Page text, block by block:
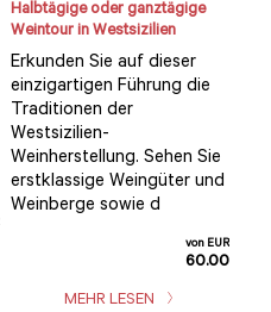
Halbtägige oder ganztägige
Weintour in Westsizilien
Erkunden Sie auf dieser
einzigartigen Führung die
Traditionen der
Westsizilien-
Weinherstellung. Sehen Sie
erstklassige Weingüter und
Weinberge sowie d
von EUR
60.00
MEHR LESEN